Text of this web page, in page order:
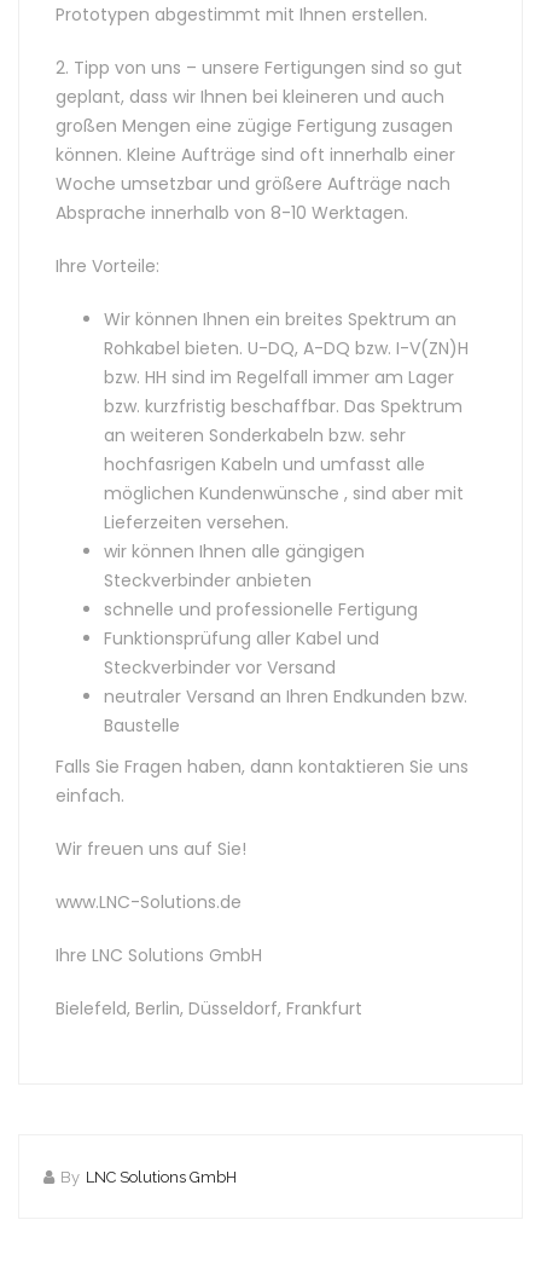
Prototypen abgestimmt mit Ihnen erstellen.
2. Tipp von uns – unsere Fertigungen sind so gut
geplant, dass wir Ihnen bei kleineren und auch
großen Mengen eine zügige Fertigung zusagen
können. Kleine Aufträge sind oft innerhalb einer
Woche umsetzbar und größere Aufträge nach
Absprache innerhalb von 8-10 Werktagen.
Ihre Vorteile:
Wir können Ihnen ein breites Spektrum an
Rohkabel bieten. U-DQ, A-DQ bzw. I-V(ZN)H
bzw. HH sind im Regelfall immer am Lager
bzw. kurzfristig beschaffbar. Das Spektrum
an weiteren Sonderkabeln bzw. sehr
hochfasrigen Kabeln und umfasst alle
möglichen Kundenwünsche , sind aber mit
Lieferzeiten versehen.
wir können Ihnen alle gängigen
Steckverbinder anbieten
schnelle und professionelle Fertigung
Funktionsprüfung aller Kabel und
Steckverbinder vor Versand
neutraler Versand an Ihren Endkunden bzw.
Baustelle
Falls Sie Fragen haben, dann kontaktieren Sie uns
einfach.
Wir freuen uns auf Sie!
www.LNC-Solutions.de
Ihre LNC Solutions GmbH
Bielefeld, Berlin, Düsseldorf, Frankfurt
By LNC Solutions GmbH